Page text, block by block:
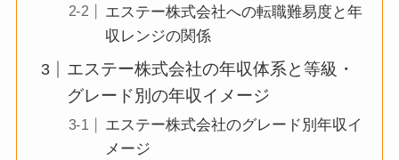
エステー株式会社への転職難易度と年
収レンジの関係
エステー株式会社の年収体系と等級・
グレード別の年収イメージ
エステー株式会社のグレード別年収イ
メージ